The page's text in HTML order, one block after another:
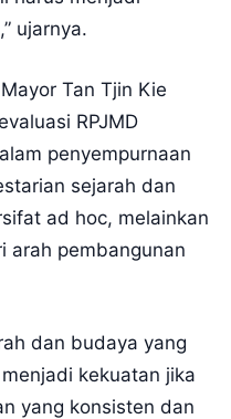
ujarnya.
Tan Tjin Kie
RPJMD
penyempurnaan
sejarah dan
ad hoc, melainkan
arah pembangunan
dan budaya yang
kekuatan jika
yang konsisten dan